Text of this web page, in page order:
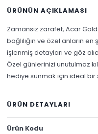
ÜRÜNÜN AÇIKLAMASI
Zamansız zarafet, Acar
bağlılığın ve özel anların
işlenmiş detayları ve göz
Özel günlerinizi unutulmaz
hediye sunmak için ideal bir
ÜRÜN DETAYLARI
Ürün Kodu